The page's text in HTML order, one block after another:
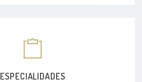
ESPECIALIDADES